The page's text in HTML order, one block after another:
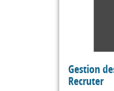
Gestion
Recruter